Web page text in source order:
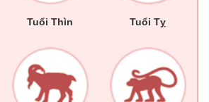
Tuổi Thìn Tuổi Tỵ